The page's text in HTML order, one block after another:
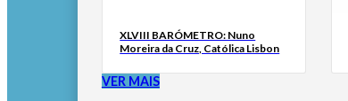
XLVIII BARÓMETRO: Nuno
Moreira da Cruz, Católica Lisbon
VER MAIS